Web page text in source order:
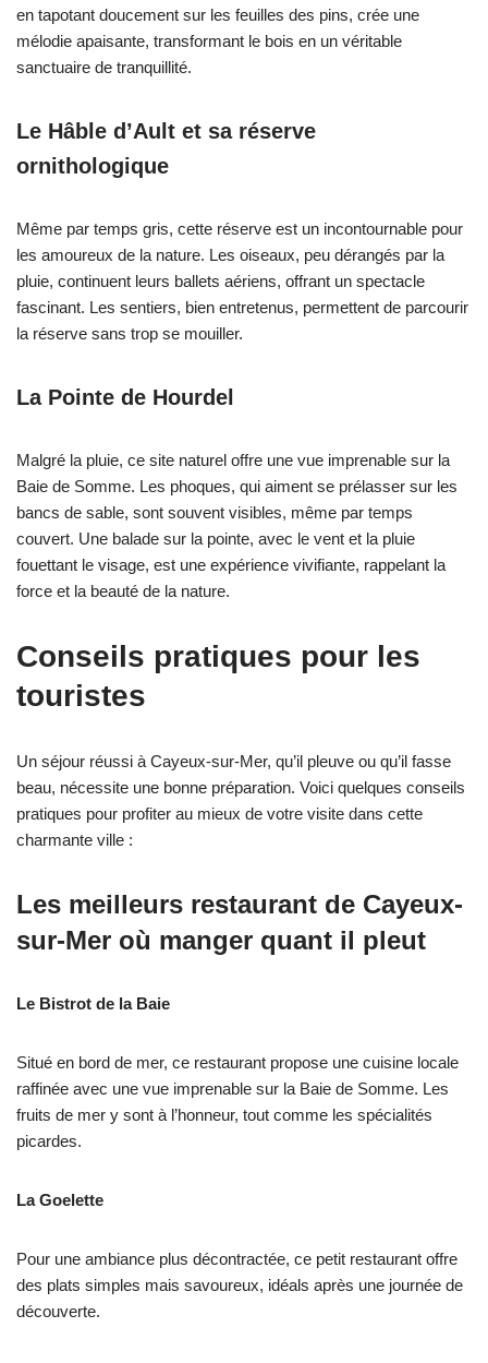
en tapotant doucement sur les feuilles des pins, crée une
mélodie apaisante, transformant le bois en un véritable
sanctuaire de tranquillité.
Le Hâble d’Ault et sa réserve
ornithologique
Même par temps gris, cette réserve est un incontournable pour
les amoureux de la nature. Les oiseaux, peu dérangés par la
pluie, continuent leurs ballets aériens, offrant un spectacle
fascinant. Les sentiers, bien entretenus, permettent de parcourir
la réserve sans trop se mouiller.
La Pointe de Hourdel
Malgré la pluie, ce site naturel offre une vue imprenable sur la
Baie de Somme. Les phoques, qui aiment se prélasser sur les
bancs de sable, sont souvent visibles, même par temps
couvert. Une balade sur la pointe, avec le vent et la pluie
fouettant le visage, est une expérience vivifiante, rappelant la
force et la beauté de la nature.
Conseils pratiques pour les
touristes
Un séjour réussi à Cayeux-sur-Mer, qu’il pleuve ou qu’il fasse
beau, nécessite une bonne préparation. Voici quelques conseils
pratiques pour profiter au mieux de votre visite dans cette
charmante ville :
Les meilleurs restaurant de Cayeux-
sur-Mer où manger quant il pleut
Le Bistrot de la Baie
Situé en bord de mer, ce restaurant propose une cuisine locale
raffinée avec une vue imprenable sur la Baie de Somme. Les
fruits de mer y sont à l’honneur, tout comme les spécialités
picardes.
La Goelette
Pour une ambiance plus décontractée, ce petit restaurant offre
des plats simples mais savoureux, idéals après une journée de
découverte.